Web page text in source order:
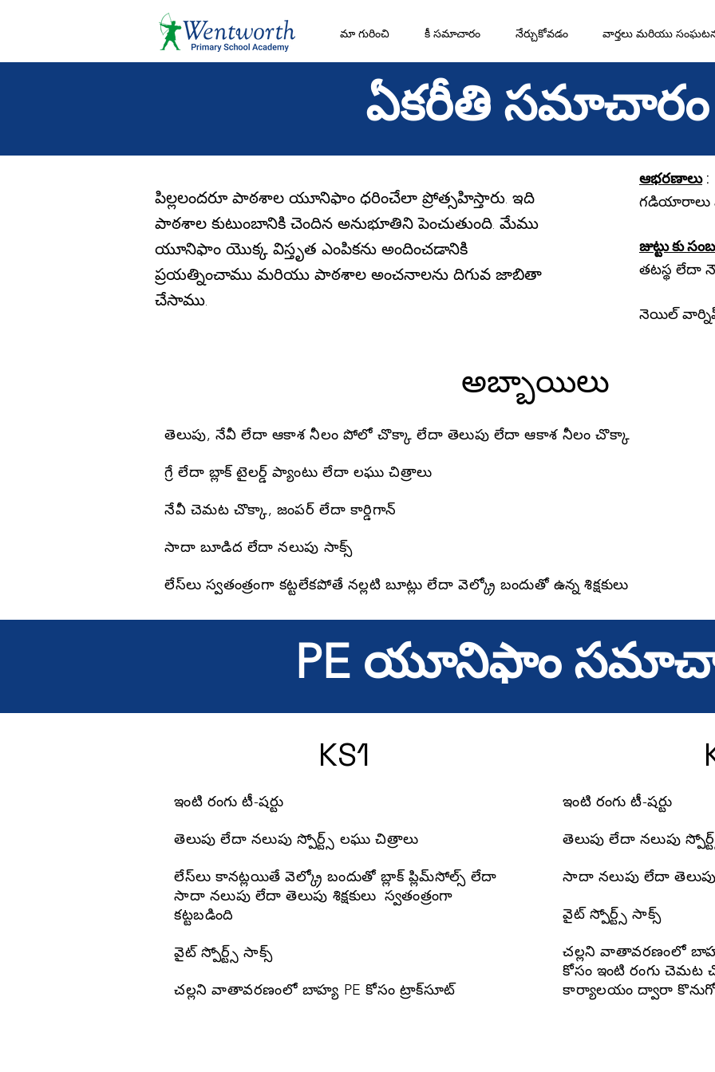
మా గురించి కీ సమాచారం నేర్చుకోవడం వార్తలు మరియు
ఏకరీతి సమాచారం
పిల్లలందరూ పాఠశాల యూనిఫాం ధరించేలా ప్రోత్సహిస్తారు. ఇది
పాఠశాల కుటుంబానికి చెందిన అనుభూతిని పెంచుతుంది. మేము
యూనిఫాం యొక్క విస్తృత ఎంపికను అందించడానికి
ప్రయత్నించాము మరియు పాఠశాల అంచనాలను దిగువ జాబితా
చేసాము.
ఆభరణాలు :
గడియారాలు
జుట్టు కు
తటస్థ లేదా
నెయిల్
అబ్బాయిలు
తెలుపు, నేవీ లేదా ఆకాశ నీలం పోలో చొక్కా లేదా తెలుపు లేదా ఆకాశ నీలం చొక్కా
గ్రే లేదా బ్లాక్ టైలర్డ్ ప్యాంటు లేదా లఘు చిత్రాలు
నేవీ చెమట చొక్కా, జంపర్ లేదా కార్డిగాన్
సాదా బూడిద లేదా నలుపు సాక్స్
లేస్‌లు స్వతంత్రంగా కట్టలేకపోతే నల్లటి బూట్లు లేదా వెల్క్రో బందుతో ఉన్న శిక్షకులు
PE యూనిఫాం
KS1
ఇంటి రంగు టీ-షర్టు
తెలుపు లేదా నలుపు స్పోర్ట్స్ లఘు చిత్రాలు
లేస్‌లు కానట్లయితే వెల్క్రో బందుతో బ్లాక్ ప్లిమ్‌సోల్స్ లేదా
సాదా నలుపు లేదా తెలుపు శిక్షకులు స్వతంత్రంగా
కట్టబడింది
వైట్ స్పోర్ట్స్ సాక్స్
చల్లని వాతావరణంలో బాహ్య PE కోసం ట్రాక్‌సూట్
ఇంటి రంగు టీ-షర్టు
తెలుపు లేదా నలుపు
సాదా నలుపు లేదా తెలుపు
వైట్ స్పోర్ట్స్ సాక్స్
చల్లని వాతావరణంలో
కోసం ఇంటి రంగు
కార్యాలయం ద్వారా